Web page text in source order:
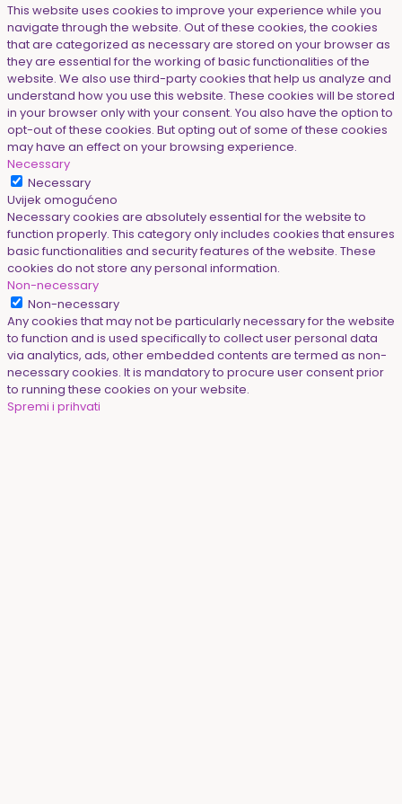
This website uses cookies to improve your experience while you
navigate through the website. Out of these cookies, the cookies
that are categorized as necessary are stored on your browser as
they are essential for the working of basic functionalities of the
website. We also use third-party cookies that help us analyze and
understand how you use this website. These cookies will be stored
in your browser only with your consent. You also have the option to
opt-out of these cookies. But opting out of some of these cookies
may have an effect on your browsing experience.
Necessary
Necessary
Uvijek omogućeno
Necessary cookies are absolutely essential for the website to
function properly. This category only includes cookies that ensures
basic functionalities and security features of the website. These
cookies do not store any personal information.
Non-necessary
Non-necessary
Any cookies that may not be particularly necessary for the website
to function and is used specifically to collect user personal data
via analytics, ads, other embedded contents are termed as non-
necessary cookies. It is mandatory to procure user consent prior
to running these cookies on your website.
Spremi i prihvati